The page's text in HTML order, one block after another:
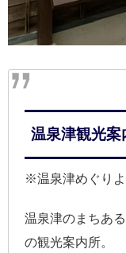
温泉津観光案
※温泉津めぐり
温泉津のまちあ
の観光案内所。